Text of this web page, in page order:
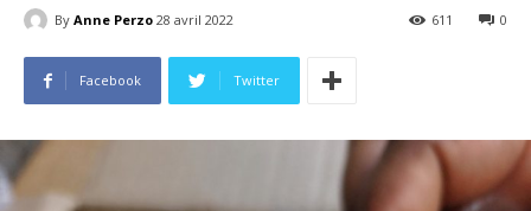
By Anne Perzo 28 avril 2022 0
611
Facebook Twitter